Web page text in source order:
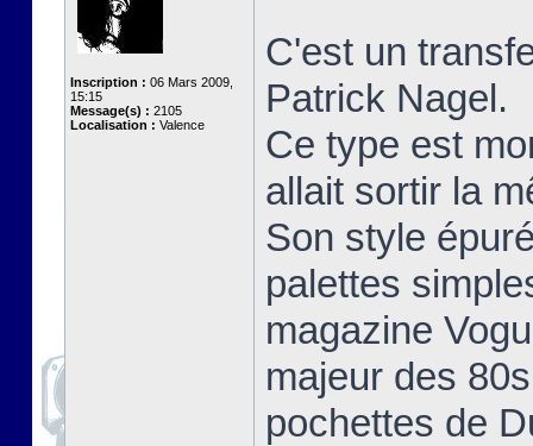
Inscription : 06 Mars 2009,
15:15
Message(s) : 2105
Localisation : Valence
C'est un
Patrick Nagel.
Ce type est
allait sortir la
Son style
palettes
magazine
majeur des
pochettes de